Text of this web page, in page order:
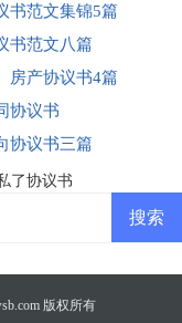
书范文集锦5篇
书范文八篇
房产协议书4篇
协议书
协议书三篇
了协议书
版权所有